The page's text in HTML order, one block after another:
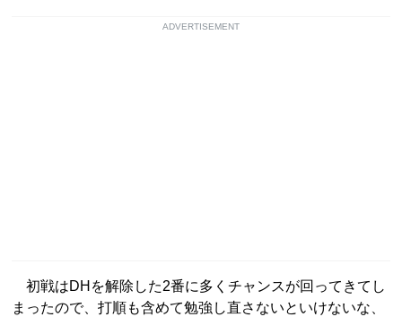
ADVERTISEMENT
初戦はDHを解除した2番に多くチャンスが回ってきてし
まったので、打順も含めて勉強し直さないといけないな、